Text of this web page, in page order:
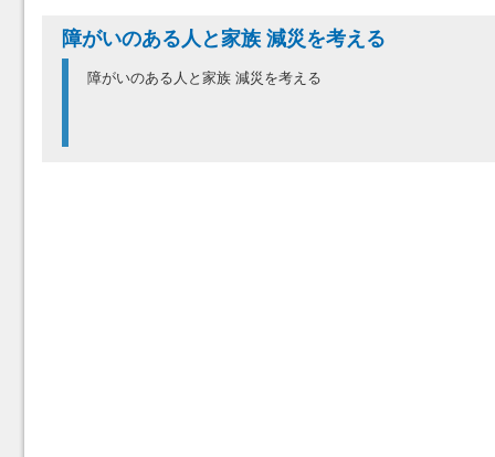
障がいのある人と家族 減災を考える
障がいのある人と家族 減災を考える